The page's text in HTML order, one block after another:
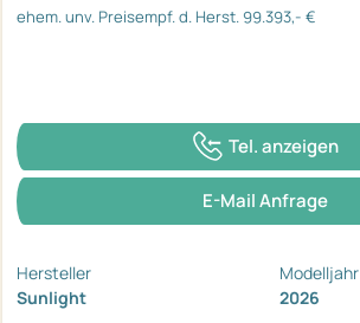
ehem. unv. Preisempf. d. Herst. 99.393,- €
Tel. anzeigen
E-Mail Anfrage
Hersteller
Sunlight
Modelljahr
2026